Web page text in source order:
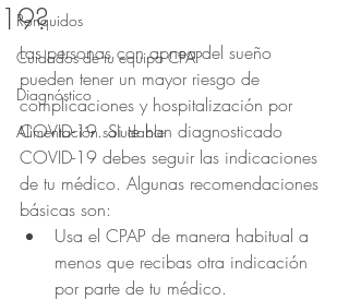
Ronquidos
Cuidados de tu equipo CPAP
Diagnóstico
Alimentación saludable
19?
Las personas con apnea del sueño
pueden tener un mayor riesgo de
complicaciones y hospitalización por
COVID-19. Si te han diagnosticado
COVID-19 debes seguir las indicaciones
de tu médico. Algunas recomendaciones
básicas son:
Usa el CPAP de manera habitual a
menos que recibas otra indicación
por parte de tu médico.